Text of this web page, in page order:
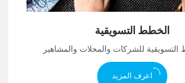
الخطط التسويقية
للشركات والمحلات والمشاهير
اعرف المزيد